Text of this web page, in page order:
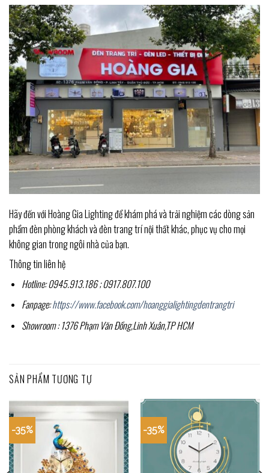
Hãy đến với Hoàng Gia Lighting để khám phá và trải nghiệm các dòng sản
phẩm đèn phòng khách và đèn trang trí nội thất khác, phục vụ cho mọi
không gian trong ngôi nhà của bạn.
Thông tin liên hệ
Hotline: 0945.913.186 ; 0917.807.100
Fanpage:https://www.facebook.com/hoanggialightingdentrangtri
Showroom : 1376 Phạm Văn Đồng,Linh Xuân,TP HCM
SẢN PHẨM TƯƠNG TỰ
-35% -35%